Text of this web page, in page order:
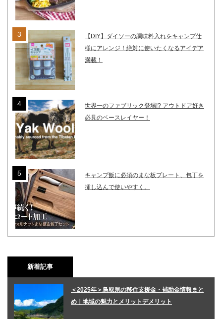
【DIY】ダイソーの調味料入れをキャンプ仕
様にアレンジ！絶対に使いたくなるアイデア
満載！
世界一のファブリック登場!? アウトドア好き
必見のベースレイヤー！
キャンプ飯に必須のまな板プレート、包丁を
挿し込んで使いやすく。
新着記事
＜2025年＞鳥取県の移住支援金・補助金情報まと
め｜地域の魅力とメリットデメリット